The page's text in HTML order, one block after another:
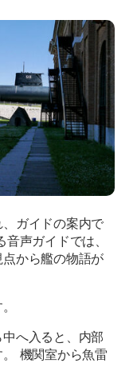
ガイドの案内で
声ガイドでは、
から艦の物語が
へ入ると、内部
機関室から魚雷